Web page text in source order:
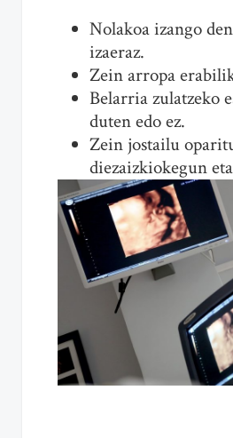
Nolakoa izango
izaeraz.
Zein arropa
Belarria zulatzeko
duten edo ez.
Zein jostailu
diezaizkiokegun